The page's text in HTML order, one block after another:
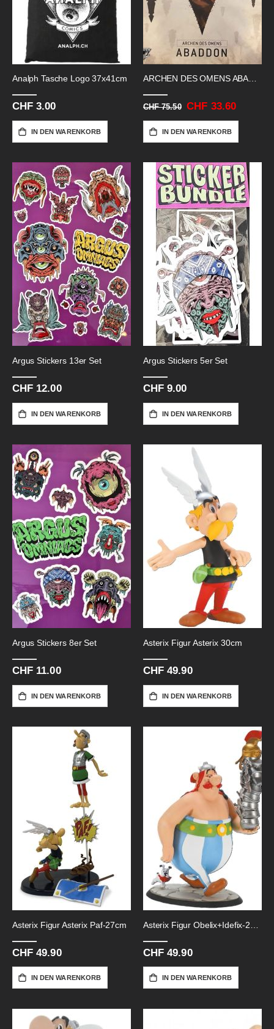
Analph Tasche Logo 37x41cm
CHF 3.00
IN DEN WARENKORB
ARCHEN DES OMENS ABADDON
CHF 75.50 Sonderangebot
CHF 33.60
IN DEN WARENKORB
Argus Stickers 13er Set
CHF 12.00
IN DEN WARENKORB
Argus Stickers 5er Set
CHF 9.00
IN DEN WARENKORB
Argus Stickers 8er Set
CHF 11.00
IN DEN WARENKORB
Asterix Figur Asterix 30cm
CHF 49.90
IN DEN WARENKORB
Asterix Figur Asterix Paf-27cm
CHF 49.90
IN DEN WARENKORB
CHF 49.90
IN DEN WARENKORB